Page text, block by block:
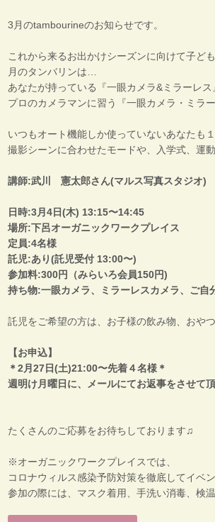
3月のtambourineのお知らせです。
これから来るお出かけシーズンに向けて子ど
月のタンバリンは…
あなたが持っている『一眼カメラ&ミラーレス
プロのカメラマンに習う『一眼カメラ・ミラ
いつもオート機能しか使っていないあなたも
撮影シーンに合わせたモードや、入学式、運
講師:武川 憲太郎さん(マルス写真スタジオ)
日時:3月4日(木) 13:15〜14:45
場所:下呂オーガニックワークプレイス
定員:4名様
託児:あり(託児受付 13:00〜)
参加料:300円（みらいろ会員150円)
持ち物:一眼カメラ、ミラーレスカメラ、 ご自
託児をご希望の方は、お子様の飲み物、おやつ
【お申込】
＊2月27日(土)21:00〜先着４名様＊
週明け月曜日に、メールにてお返事をさせて頂
たくさんのご応募をお待ちしております♫
※オーガニックワークプレイスでは、
コロナウィルス感染予防対策を徹底してイベ
参加の際には、マスク着用、手洗い消毒、検